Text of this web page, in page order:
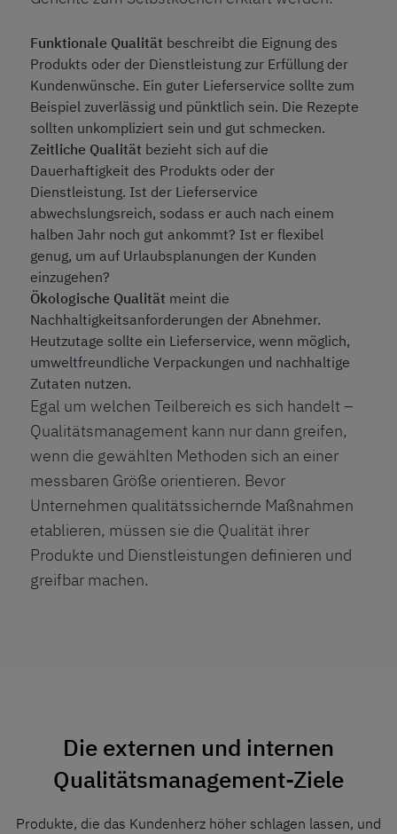
Funktionale Qualität beschreibt die Eignung des
Produkts oder der Dienstleistung zur Erfüllung der
Kundenwünsche. Ein guter Lieferservice sollte zum
Beispiel zuverlässig und pünktlich sein. Die Rezepte
sollten unkompliziert sein und gut schmecken.
Zeitliche Qualität bezieht sich auf die
Dauerhaftigkeit des Produkts oder der
Dienstleistung. Ist der Lieferservice
abwechslungsreich, sodass er auch nach einem
halben Jahr noch gut ankommt? Ist er flexibel
genug, um auf Urlaubsplanungen der Kunden
einzugehen?
Ökologische Qualität meint die
Nachhaltigkeitsanforderungen der Abnehmer.
Heutzutage sollte ein Lieferservice, wenn möglich,
umweltfreundliche Verpackungen und nachhaltige
Zutaten nutzen.
Egal um welchen Teilbereich es sich handelt –
Qualitätsmanagement kann nur dann greifen,
wenn die gewählten Methoden sich an einer
messbaren Größe orientieren. Bevor
Unternehmen qualitätssichernde Maßnahmen
etablieren, müssen sie die Qualität ihrer
Produkte und Dienstleistungen definieren und
greifbar machen.
Die externen und internen
Qualitätsmanagement-Ziele
Produkte, die das Kundenherz höher schlagen lassen, und